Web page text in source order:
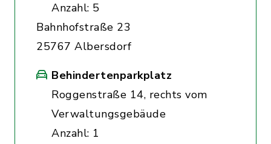
Anzahl: 5
Bahnhofstraße 23
25767 Albersdorf
Behindertenparkplatz
Roggenstraße 14, rechts vom
Verwaltungsgebäude
Anzahl: 1